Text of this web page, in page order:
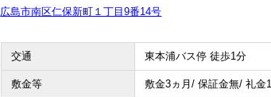
広島市南区仁保新町１丁目9番14号
交通 東本浦バス停 徒歩1分
敷金等 敷金3ヵ月/ 保証金無/ 礼金